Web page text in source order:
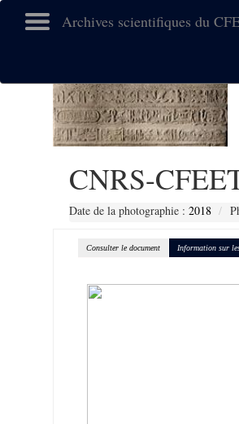
Archives scientifiques du
CNRS-
Date de la photographie : 2018
Consulter le document Information sur